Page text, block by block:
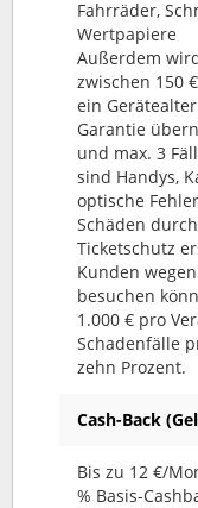
Fahrräder,
Wertpapiere
Außerdem
zwischen 150
ein
Garantie
und max. 3
sind Handys,
optische
Schäden
Ticketschutz
Kunden
besuchen
1.000 € pro
Schadenfälle
zehn Prozent.
Cash-Back
Bis zu 12 €/
% Basis-